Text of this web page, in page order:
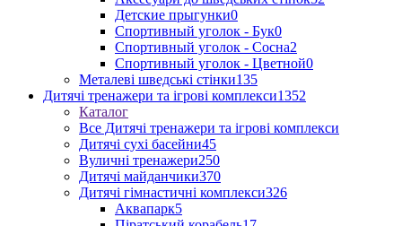
Детские прыгунки0
Спортивный уголок - Бук0
Спортивный уголок - Сосна2
Спортивный уголок - Цветной0
Металеві шведські стінки135
Дитячі тренажери та ігрові комплекси1352
Каталог
Все Дитячі тренажери та ігрові комплекси
Дитячі сухі басейни45
Вуличні тренажери250
Дитячі майданчики370
Дитячі гімнастичні комплекси326
Аквапарк5